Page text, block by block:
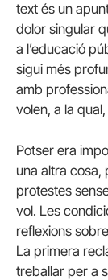
text és un
dolor singular
a l’educació
sigui més
amb
volen, a la
Potser era
una altra cosa,
protestes
vol. Les
reflexions
La primera
treballar per a